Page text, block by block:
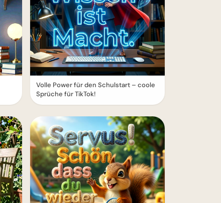
Volle Power für den Schulstart – coole
Sprüche für TikTok!